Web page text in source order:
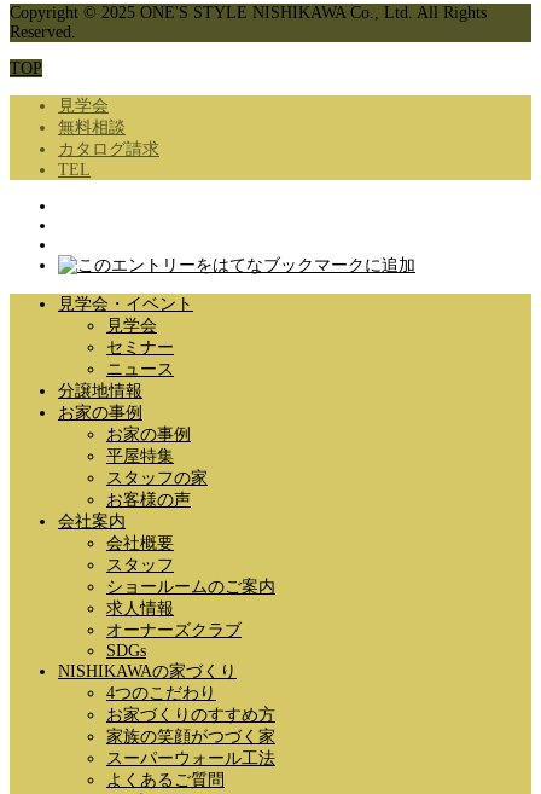
Copyright © 2025 ONE'S STYLE NISHIKAWA Co., Ltd. All Rights
Reserved.
TOP
見学会
無料相談
カタログ請求
TEL
見学会・イベント
見学会
セミナー
ニュース
分譲地情報
お家の事例
お家の事例
平屋特集
スタッフの家
お客様の声
会社案内
会社概要
スタッフ
ショールームのご案内
求人情報
オーナーズクラブ
SDGs
NISHIKAWAの家づくり
4つのこだわり
お家づくりのすすめ方
家族の笑顔がつづく家
スーパーウォール工法
よくあるご質問